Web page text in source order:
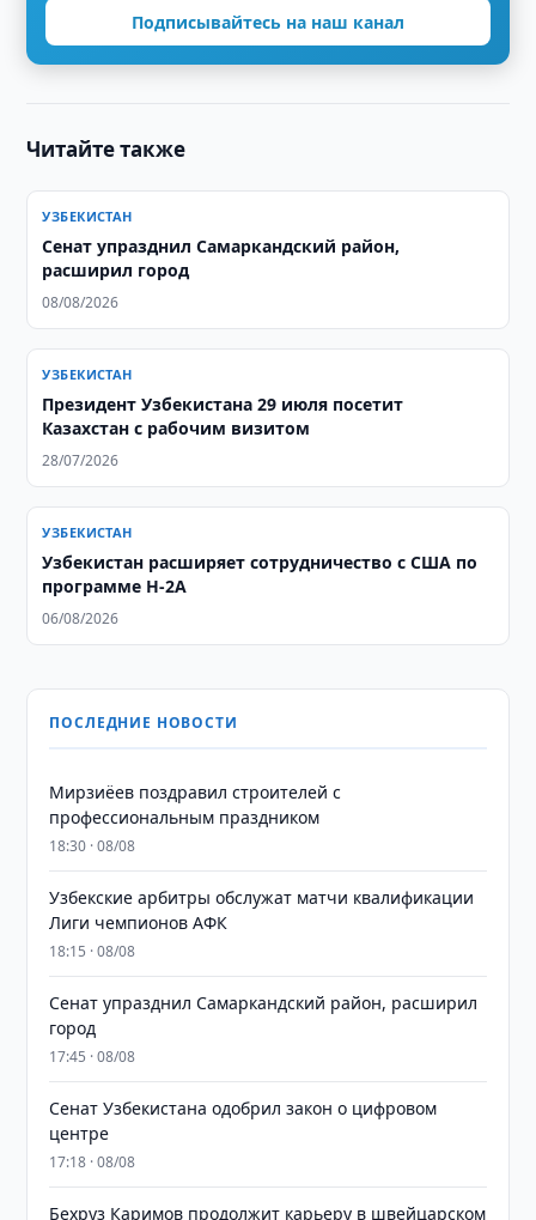
Подписывайтесь на наш канал
Читайте также
УЗБЕКИСТАН
Сенат упразднил Самаркандский район,
расширил город
08/08/2026
УЗБЕКИСТАН
Президент Узбекистана 29 июля посетит
Казахстан с рабочим визитом
28/07/2026
УЗБЕКИСТАН
Узбекистан расширяет сотрудничество с США по
программе H-2A
06/08/2026
ПОСЛЕДНИЕ НОВОСТИ
Мирзиёев поздравил строителей с
профессиональным праздником
18:30 · 08/08
Узбекские арбитры обслужат матчи квалификации
Лиги чемпионов АФК
18:15 · 08/08
Сенат упразднил Самаркандский район, расширил
город
17:45 · 08/08
Сенат Узбекистана одобрил закон о цифровом
центре
17:18 · 08/08
Бехруз Каримов продолжит карьеру в швейцарском